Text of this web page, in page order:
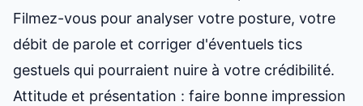
Filmez-vous pour analyser votre posture, votre
débit de parole et corriger d'éventuels tics
gestuels qui pourraient nuire à votre crédibilité.
Attitude et présentation : faire bonne impression